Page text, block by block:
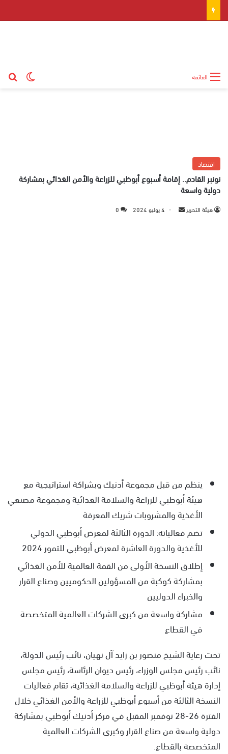
القائمة
اقتصاد
نونبر القادم.. إقامة أسبوع أبوظبي للزراعة والأمن الغذائي بمشاركة
دولية واسعة
هيئة التحرير 4 يوليو 2024 0
ينظم من قبل مجموعة أدنيك وبشراكة استراتيجية مع
هيئة أبوظبي للزراعة والسلامة الغذائية ومجموعة مصنعي
الأغذية والمشروبات شريك المعرفة
تضم فعالياته: الدورة الثالثة لمعرض أبوظبي الدولي
للأغذية والدورة العاشرة لمعرض أبوظبي للتمور 2024
إطلاق النسخة الأولى من القمة العالمية للأمن الغذائي
بمشاركة كوكبة من المسؤولين الحكوميين وصناع القرار
والخبراء الدوليين
مشاركة واسعة من كبرى الشركات العالمية المتخصصة
في القطاع
تحت رعاية الشيخ منصور بن زايد آل نهيان، نائب رئيس الدولة،
نائب رئيس مجلس الوزراء، رئيس ديوان الرئاسة، رئيس مجلس
إدارة هيئة أبوظبي للزراعة والسلامة الغذائية، تقام فعاليات
النسخة الثالثة من أسبوع أبوظبي للزراعة والأمن الغذائي خلال
الفترة 26-28 نوفمبر المقبل في مركز أدنيك أبوظبي بمشاركة
دولية واسعة من صناع القرار وكبرى الشركات العالمية
المتخصصة بالقطاع.